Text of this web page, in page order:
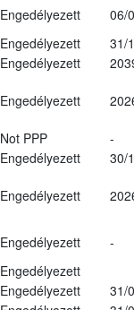
Engedélyezett
06/
Engedélyezett
31/
Engedélyezett
Engedélyezett
Not PPP
-
Engedélyezett
30/
Engedélyezett
Engedélyezett
-
Engedélyezett
Engedélyezett
31/